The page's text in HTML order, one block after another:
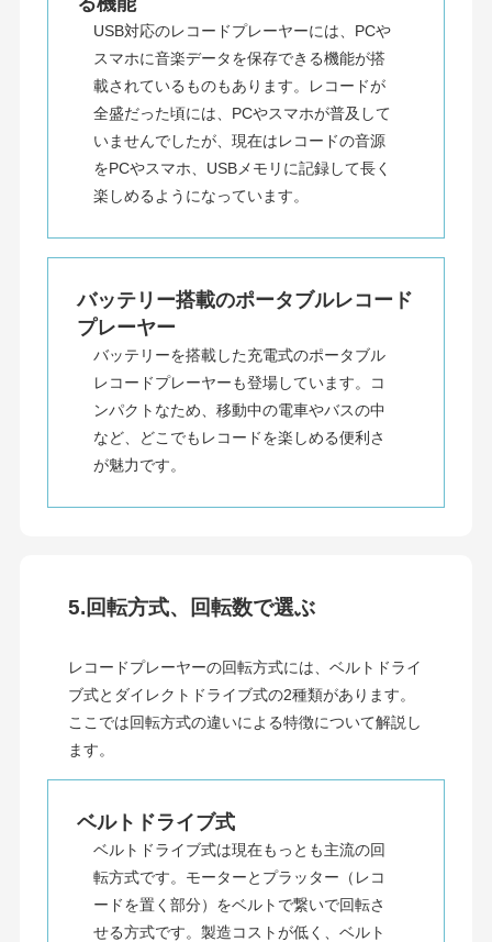
USB対応のレコードプレーヤーには、PCや
スマホに音楽データを保存できる機能が搭
載されているものもあります。レコードが
全盛だった頃には、PCやスマホが普及して
いませんでしたが、現在はレコードの音源
をPCやスマホ、USBメモリに記録して長く
楽しめるようになっています。
バッテリー搭載のポータブルレコード
プレーヤー
バッテリーを搭載した充電式のポータブル
レコードプレーヤーも登場しています。コ
ンパクトなため、移動中の電車やバスの中
など、どこでもレコードを楽しめる便利さ
が魅力です。
5.回転方式、回転数で選ぶ
レコードプレーヤーの回転方式には、ベルトドライ
ブ式とダイレクトドライブ式の2種類があります。
ここでは回転方式の違いによる特徴について解説し
ます。
ベルトドライブ式
ベルトドライブ式は現在もっとも主流の回
転方式です。モーターとプラッター（レコ
ードを置く部分）をベルトで繋いで回転さ
せる方式です。製造コストが低く、ベルト